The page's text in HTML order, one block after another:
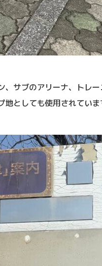
サブのアリーナ、トレ
としても使用されていま